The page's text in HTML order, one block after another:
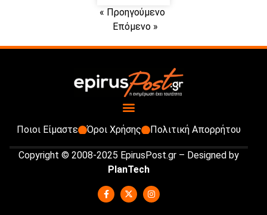
« Προηγούμενο
Επόμενο »
Ποιοι Είμαστε Όροι Χρήσης Πολιτική Απορρήτου
Copyright © 2008-2025 EpirusPost.gr – Designed by
PlanTech